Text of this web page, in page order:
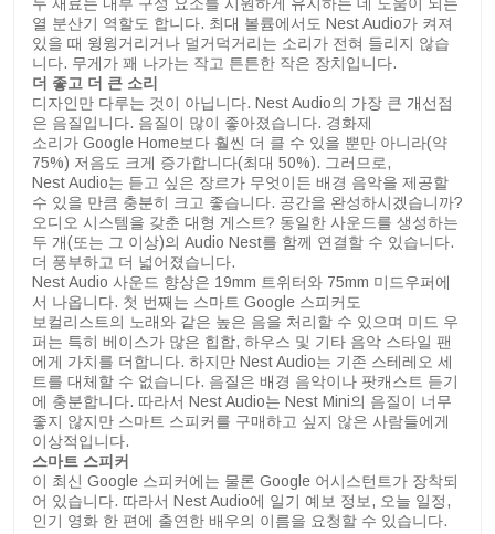
두 재료는 내부 구성 요소를 시원하게 유지하는 데 도움이 되는
열 분산기 역할도 합니다. 최대 볼륨에서도 Nest Audio가 켜져
있을 때 윙윙거리거나 덜거덕거리는 소리가 전혀 들리지 않습
니다. 무게가 꽤 나가는 작고 튼튼한 작은 장치입니다.
더 좋고 더 큰 소리
디자인만 다루는 것이 아닙니다. Nest Audio의 가장 큰 개선점
은 음질입니다. 음질이 많이 좋아졌습니다. 경화제
소리가 Google Home보다 훨씬 더 클 수 있을 뿐만 아니라(약
75%) 저음도 크게 증가합니다(최대 50%). 그러므로,
Nest Audio는 듣고 싶은 장르가 무엇이든 배경 음악을 제공할
수 있을 만큼 충분히 크고 좋습니다. 공간을 완성하시겠습니까?
오디오 시스템을 갖춘 대형 게스트? 동일한 사운드를 생성하는
두 개(또는 그 이상)의 Audio Nest를 함께 연결할 수 있습니다.
더 풍부하고 더 넓어졌습니다.
Nest Audio 사운드 향상은 19mm 트위터와 75mm 미드우퍼에
서 나옵니다. 첫 번째는 스마트 Google 스피커도
보컬리스트의 노래와 같은 높은 음을 처리할 수 있으며 미드 우
퍼는 특히 베이스가 많은 힙합, 하우스 및 기타 음악 스타일 팬
에게 가치를 더합니다. 하지만 Nest Audio는 기존 스테레오 세
트를 대체할 수 없습니다. 음질은 배경 음악이나 팟캐스트 듣기
에 충분합니다. 따라서 Nest Audio는 Nest Mini의 음질이 너무
좋지 않지만 스마트 스피커를 구매하고 싶지 않은 사람들에게
이상적입니다.
스마트 스피커
이 최신 Google 스피커에는 물론 Google 어시스턴트가 장착되
어 있습니다. 따라서 Nest Audio에 일기 예보 정보, 오늘 일정,
인기 영화 한 편에 출연한 배우의 이름을 요청할 수 있습니다.